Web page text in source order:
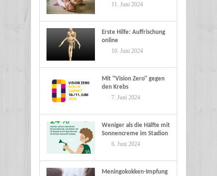
11. Juni 2024
Erste Hilfe: Auffrischung
online
10. Juni 2024
Mit ''Vision Zero'' gegen
den Krebs
7. Juni 2024
Weniger als die Hälfte mit
Sonnencreme im Stadion
6. Juni 2024
Meningokokken-Impfung